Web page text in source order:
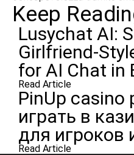
Keep
Lusychat AI:
Girlfriend-
for AI Chat in
Read Article
PinUp casino
играть в
для игроков
Read Article